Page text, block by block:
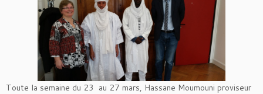
Toute la semaine du 23 au 27 mars, Hassane Moumouni proviseur